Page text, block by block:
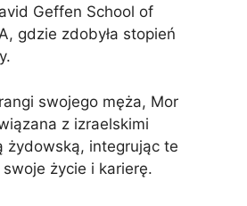
Geffen School of
gdzie zdobyła stopień
swojego męża, Mor
z izraelskimi
żydowską, integrując te
życie i karierę.